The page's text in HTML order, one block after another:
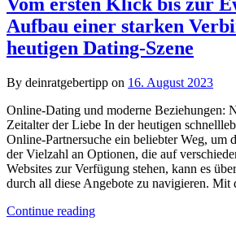
Aufbau einer starken
heutigen Dating-Szene
By deinratgebertipp on 16. August 2023
Online-Dating und moderne Beziehungen:
Zeitalter der Liebe In der heutigen
Online-Partnersuche ein beliebter Weg, um
der Vielzahl an Optionen, die auf
Websites zur Verfügung stehen, kann es
durch all diese Angebote zu navigieren.
Continue reading